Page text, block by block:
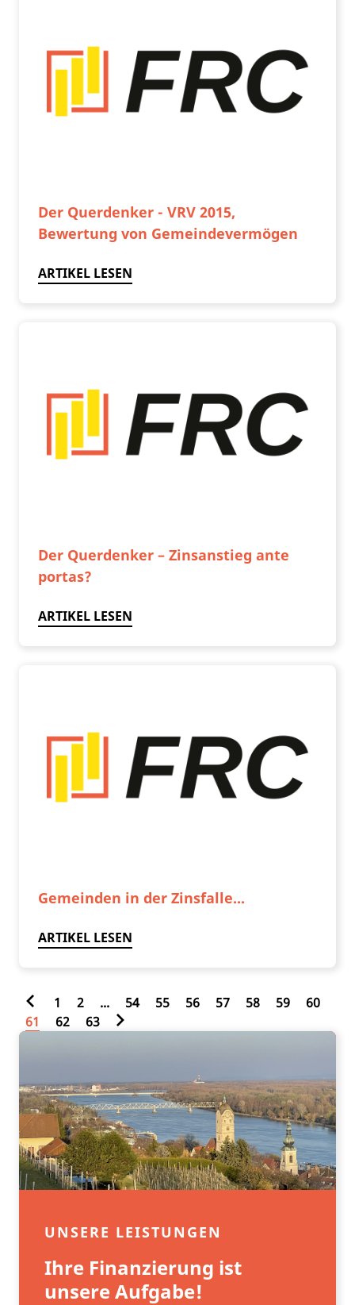
Der Querdenker - VRV 2015,
Bewertung von Gemeindevermögen
ARTIKEL LESEN
Der Querdenker – Zinsanstieg ante
portas?
ARTIKEL LESEN
Gemeinden in der Zinsfalle...
ARTIKEL LESEN
1 2 ... 54 55 56 57 58 59
60
61
62 63
UNSERE LEISTUNGEN
Ihre Finanzierung ist
unsere Aufgabe!